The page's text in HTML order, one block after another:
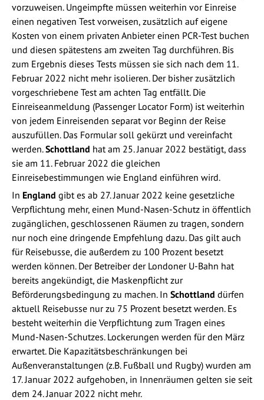
vorzuweisen. Ungeimpfte müssen weiterhin vor Einreise
einen negativen Test vorweisen, zusätzlich auf eigene
Kosten von einem privaten Anbieter einen PCR-Test buchen
und diesen spätestens am zweiten Tag durchführen. Bis
zum Ergebnis dieses Tests müssen sie sich nach dem 11.
Februar 2022 nicht mehr isolieren. Der bisher zusätzlich
vorgeschriebene Test am achten Tag entfällt. Die
Einreiseanmeldung (Passenger Locator Form) ist weiterhin
von jedem Einreisenden separat vor Beginn der Reise
auszufüllen. Das Formular soll gekürzt und vereinfacht
werden.Schottland hat am 25. Januar 2022 bestätigt, dass
sie am 11. Februar 2022 die gleichen
Einreisebestimmungen wie England einführen wird.
In England gibt es ab 27. Januar 2022 keine gesetzliche
Verpflichtung mehr, einen Mund-Nasen-Schutz in öffentlich
zugänglichen, geschlossenen Räumen zu tragen, sondern
nur noch eine dringende Empfehlung dazu. Das gilt auch
für Reisebusse, die außerdem zu 100 Prozent besetzt
werden können. Der Betreiber der Londoner U-Bahn hat
bereits angekündigt, die Maskenpflicht zur
Beförderungsbedingung zu machen. In Schottland dürfen
aktuell Reisebusse nur zu 75 Prozent besetzt werden. Es
besteht weiterhin die Verpflichtung zum Tragen eines
Mund-Nasen-Schutzes. Lockerungen werden für den März
erwartet. Die Kapazitätsbeschränkungen bei
Außenveranstaltungen (z.B. Fußball und Rugby) wurden am
17. Januar 2022 aufgehoben, in Innenräumen gelten sie seit
dem 24. Januar 2022 nicht mehr.